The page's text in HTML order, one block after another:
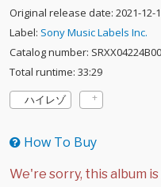
Original release date: 2021-12-
Label: Sony Music Labels Inc.
Catalog number:
Total runtime: 33:29
ハイレゾ
How To Buy